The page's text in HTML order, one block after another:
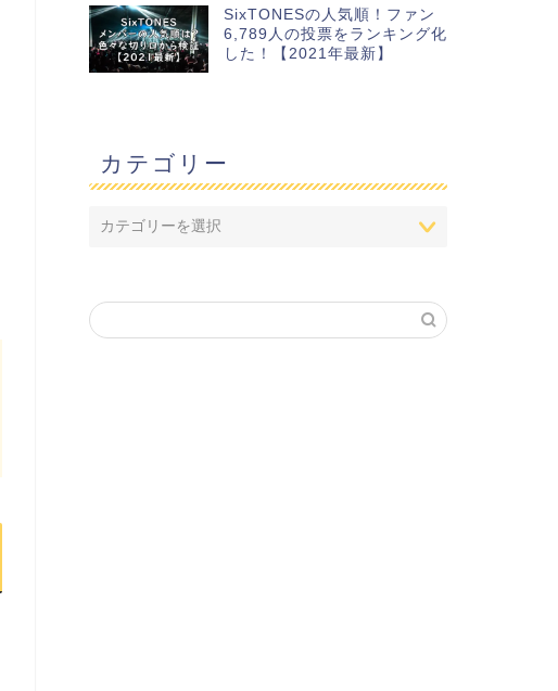
SixTONESの人気順！ファン
6,789人の投票をランキング化
した！【2021年最新】
カテゴリー